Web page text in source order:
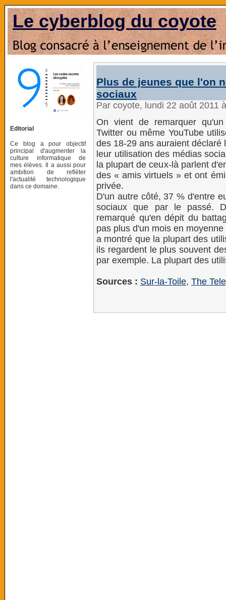
Le cyberblog du coyote
Editorial
Ce blog a pour objectif
principal d'augmenter la
culture informatique de
mes élèves. Il a aussi pour
ambition de refléter
l'actualité technologique
dans ce domaine.
Plus de jeunes que l'on
sociaux
Par coyote, lundi 22 août 2011
On vient de remarquer
Twitter ou même YouTube
des 18-29 ans auraient
leur utilisation des médias
la plupart de ceux-là parlent
des « amis virtuels » et ont
privée.
D'un autre côté, 37 % d'entre
sociaux que par le passé.
remarqué qu'en dépit du
pas plus d'un mois en
a montré que la plupart des
ils regardent le plus souvent
par exemple. La plupart des
Sources : Sur-la-Toile, The